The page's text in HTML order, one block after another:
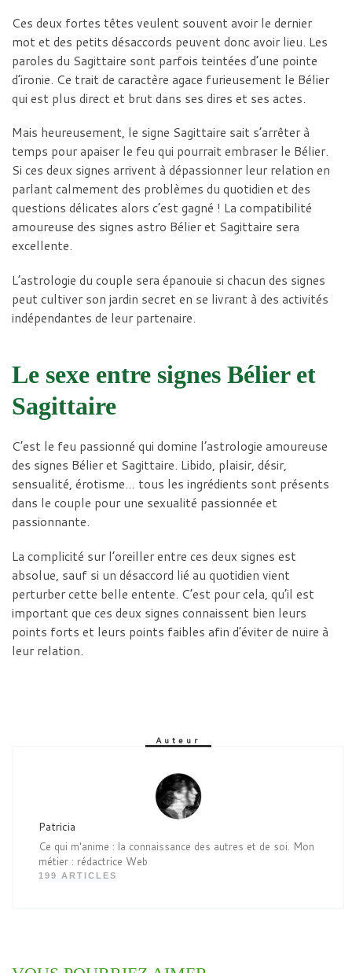
Ces deux fortes têtes veulent souvent avoir le dernier
mot et des petits désaccords peuvent donc avoir lieu. Les
paroles du Sagittaire sont parfois teintées d’une pointe
d’ironie. Ce trait de caractère agace furieusement le Bélier
qui est plus direct et brut dans ses dires et ses actes.
Mais heureusement, le signe Sagittaire sait s’arrêter à
temps pour apaiser le feu qui pourrait embraser le Bélier.
Si ces deux signes arrivent à dépassionner leur relation en
parlant calmement des problèmes du quotidien et des
questions délicates alors c’est gagné ! La compatibilité
amoureuse des signes astro Bélier et Sagittaire sera
excellente.
L’astrologie du couple sera épanouie si chacun des signes
peut cultiver son jardin secret en se livrant à des activités
indépendantes de leur partenaire.
Le sexe entre signes Bélier et
Sagittaire
C’est le feu passionné qui domine l’astrologie amoureuse
des signes Bélier et Sagittaire. Libido, plaisir, désir,
sensualité, érotisme… tous les ingrédients sont présents
dans le couple pour une sexualité passionnée et
passionnante.
La complicité sur l’oreiller entre ces deux signes est
absolue, sauf si un désaccord lié au quotidien vient
perturber cette belle entente. C’est pour cela, qu’il est
important que ces deux signes connaissent bien leurs
points forts et leurs points faibles afin d’éviter de nuire à
leur relation.
Auteur
Patricia
Ce qui m'anime : la connaissance des autres et de soi. Mon
métier : rédactrice Web
199 ARTICLES